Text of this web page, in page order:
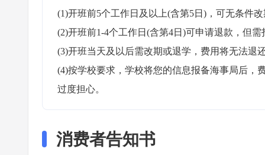
(1)开班前5个工作日及以上(含第5日)，可无条件
(2)开班前1-4个工作日(含第4日)可申请退款，但
(3)开班当天及以后需改期或退学，费用将无法退
(4)按学校要求，学校将您的信息报备海事局后，
过度担心。
消费者告知书